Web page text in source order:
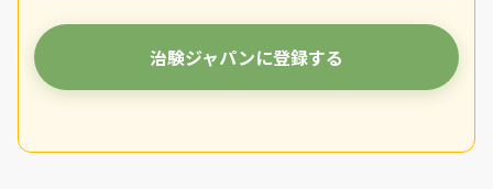
治験ジャパンに登録する